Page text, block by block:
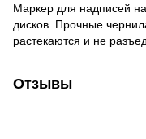
Маркер для надписей
дисков. Прочные
растекаются и не
Отзывы